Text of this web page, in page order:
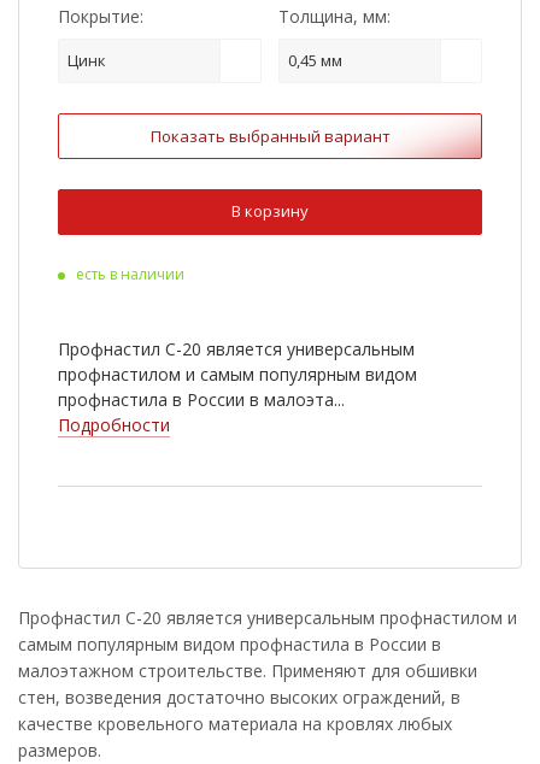
RR 29 Ral 1015
Ral 3009 Ral 5005
Ral 9003 Ral 6020
Ral 8022
Ral 5002 Ral 5021
Ral 6002
Ral 9006 Golden Dub
Cherry Wood
Покрытие:
Цинк
Толщина, мм:
0,45 мм
Показать выбранный вариант
В корзину
есть в наличии
Профнастил С-20 является универсальным
профнастилом и самым популярным видом
профнастила в России в малоэта...
Подробности
Профнастил С-20 является универсальным профнастилом и
самым популярным видом профнастила в России в
малоэтажном строительстве. Применяют для обшивки
стен, возведения достаточно высоких ограждений, в
качестве кровельного материала на кровлях любых
размеров.